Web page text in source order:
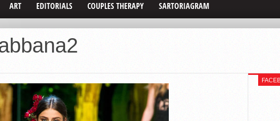
ART EDITORIALS COUPLES THERAPY SARTORIAGRAM